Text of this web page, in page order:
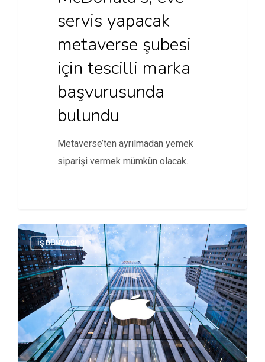
servis yapacak
metaverse şubesi
için tescilli marka
başvurusunda
bulundu
Metaverse’ten ayrılmadan yemek
siparişi vermek mümkün olacak.
İŞ DÜNYASI